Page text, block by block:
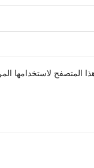
المتصفح لاستخدامها